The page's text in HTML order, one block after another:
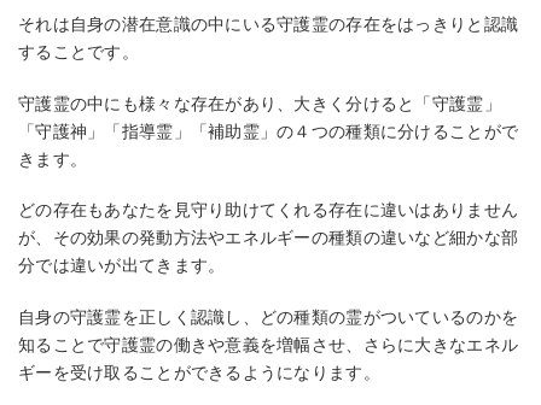
それは自身の潜在意識の中にいる守護霊の存在をはっきりと認識
することです。
守護霊の中にも様々な存在があり、大きく分けると「守護霊」
「守護神」「指導霊」「補助霊」の４つの種類に分けることがで
きます。
どの存在もあなたを見守り助けてくれる存在に違いはありません
が、その効果の発動方法やエネルギーの種類の違いなど細かな部
分では違いが出てきます。
自身の守護霊を正しく認識し、どの種類の霊がついているのかを
知ることで守護霊の働きや意義を増幅させ、さらに大きなエネル
ギーを受け取ることができるようになります。